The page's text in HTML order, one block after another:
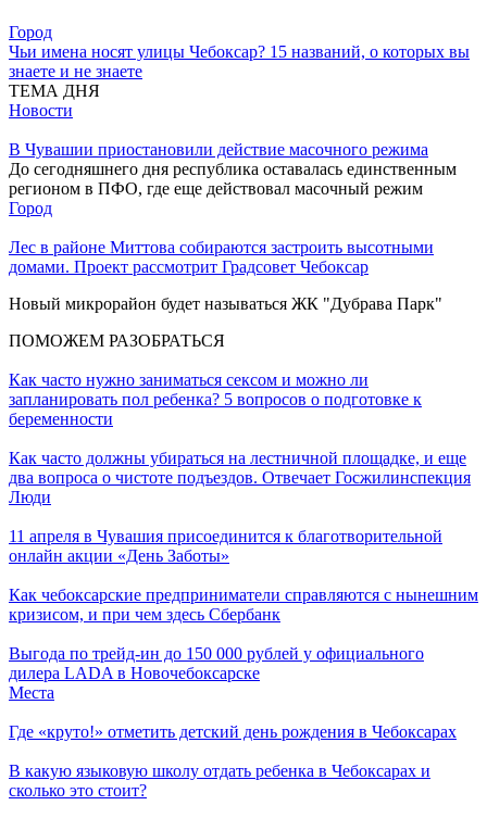
Город
Чьи имена носят улицы Чебоксар? 15 названий, о которых вы
знаете и не знаете
ТЕМА ДНЯ
Новости
В Чувашии приостановили действие масочного режима
До сегодняшнего дня республика оставалась единственным
регионом в ПФО, где еще действовал масочный режим
Город
Лес в районе Миттова собираются застроить высотными
домами. Проект рассмотрит Градсовет Чебоксар
Новый микрорайон будет называться ЖК "Дубрава Парк"
ПОМОЖЕМ РАЗОБРАТЬСЯ
Как часто нужно заниматься сексом и можно ли
запланировать пол ребенка? 5 вопросов о подготовке к
беременности
Как часто должны убираться на лестничной площадке, и еще
два вопроса о чистоте подъездов. Отвечает Госжилинспекция
Люди
11 апреля в Чувашия присоединится к благотворительной
онлайн акции «День Заботы»
Как чебоксарские предприниматели справляются с нынешним
кризисом, и при чем здесь Сбербанк
Выгода по трейд-ин до 150 000 рублей у официального
дилера LADA в Новочебоксарске
Места
Где «круто!» отметить детский день рождения в Чебоксарах
В какую языковую школу отдать ребенка в Чебоксарах и
сколько это стоит?